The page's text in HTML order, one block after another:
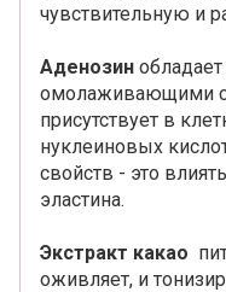
чувствительную и
Аденозин
омолаживающими
присутствует в
нуклеиновых
свойств - это
эластина.
Экстракт какао
оживляет, и